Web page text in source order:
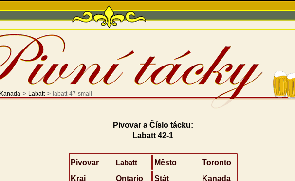
Kanada> Labatt> labatt-47-small
Pivovar a Číslo tácku:
Labatt 42-1
Pivovar Labatt Město
Toronto
Kraj
Ontario Stát
Kanada